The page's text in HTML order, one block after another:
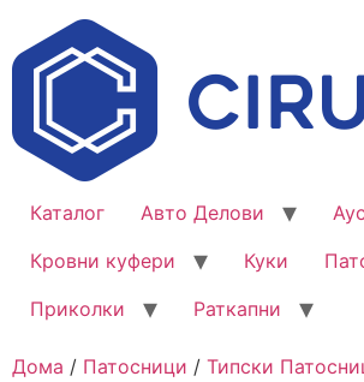
Каталог Авто Делови
Кровни куфери
Куки
Приколки
Раткапни
Дома / Патосници / Типски